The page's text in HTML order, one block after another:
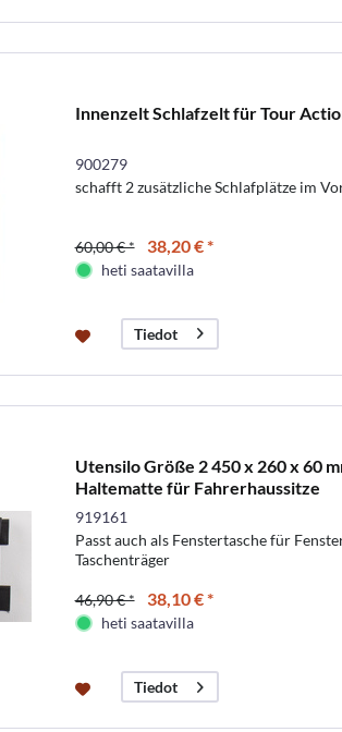
Innenzelt Schlafzelt für Tour
900279
schafft 2 zusätzliche Schlafplätze im
60,00 € * 38,20 € *
heti saatavilla
Tiedot
Utensilo Größe 2 450 x 260 x 60
Haltematte für Fahrerhaussitze
919161
Passt auch als Fenstertasche für
Taschenträger
46,90 € * 38,10 € *
heti saatavilla
Tiedot